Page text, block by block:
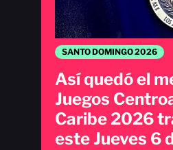
SANTO DOMINGO 2026
Así quedó el
Juegos
Caribe 2026
este Jueves 6